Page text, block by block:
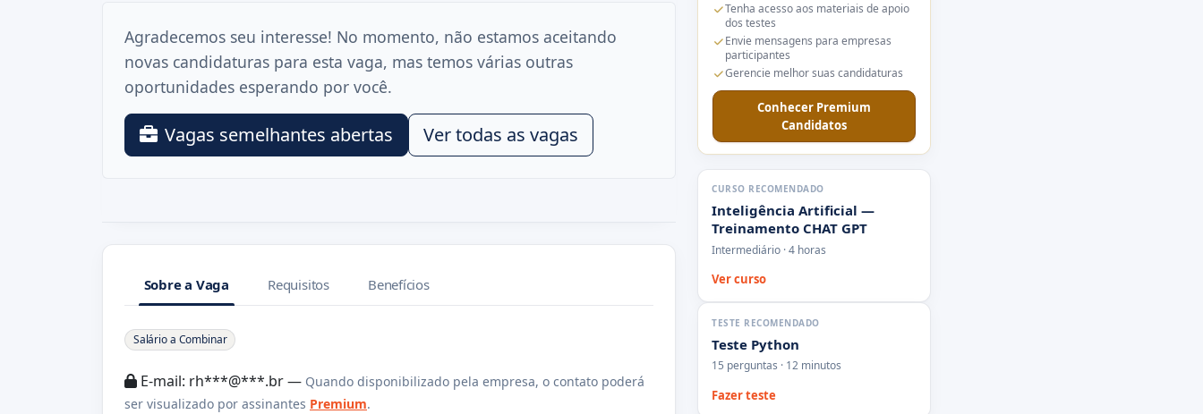
Agradecemos seu interesse! No momento, não estamos aceitando
novas candidaturas para esta vaga, mas temos várias outras
oportunidades esperando por você.
Vagas semelhantes abertas Ver todas as vagas
Sobre a Vaga Requisitos Benefícios
Sobre a Vaga
Salário a Combinar
E-mail: rh***@***.br — Quando disponibilizado pela empresa, o contato poderá
ser visualizado por assinantes Premium.
Tenha acesso aos materiais de apoio
dos testes
Envie mensagens para empresas
participantes
Gerencie melhor suas candidaturas
Conhecer Premium
Candidatos
CURSO RECOMENDADO
Inteligência Artificial —
Treinamento CHAT GPT
Intermediário · 4 horas
Ver curso
TESTE RECOMENDADO
Teste Python
15 perguntas · 12 minutos
Fazer teste